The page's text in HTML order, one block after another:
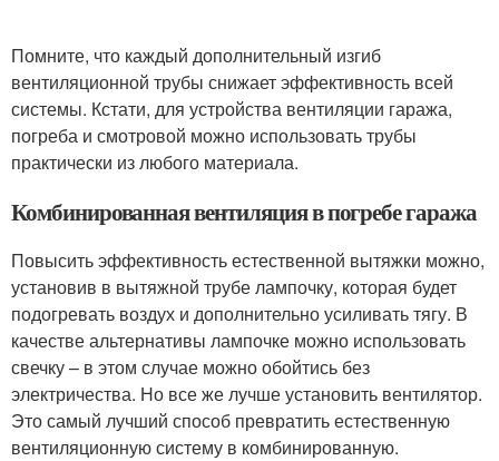
Помните, что каждый дополнительный изгиб
вентиляционной трубы снижает эффективность всей
системы. Кстати, для устройства вентиляции гаража,
погреба и смотровой можно использовать трубы
практически из любого материала.
Комбинированная вентиляция в погребе гаража
Повысить эффективность естественной вытяжки можно,
установив в вытяжной трубе лампочку, которая будет
подогревать воздух и дополнительно усиливать тягу. В
качестве альтернативы лампочке можно использовать
свечку – в этом случае можно обойтись без
электричества. Но все же лучше установить вентилятор.
Это самый лучший способ превратить естественную
вентиляционную систему в комбинированную.